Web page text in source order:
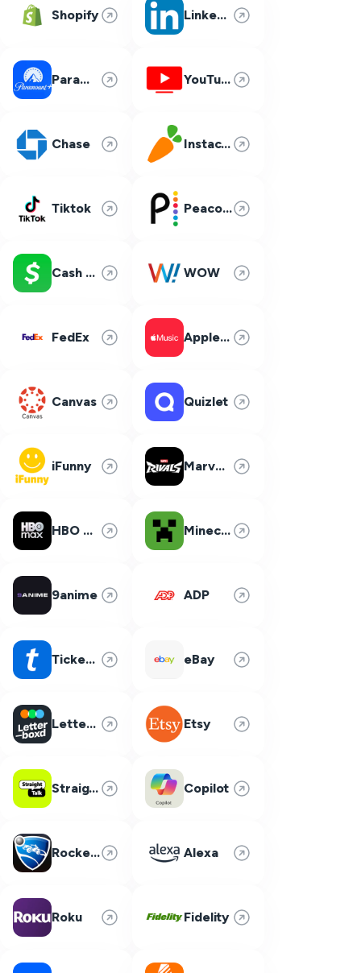
Shopify LinkedIn
Paramount Plus YouTube TV
Chase Instacart
Tiktok Peacock
Cash App WOW
FedEx Apple Music
Canvas Quizlet
iFunny Marvel Rivals
HBO Max Minecraft
9anime ADP
Ticketmaster eBay
Letterboxd Etsy
Straight Talk Copilot
Rocket League Alexa
Roku Fidelity